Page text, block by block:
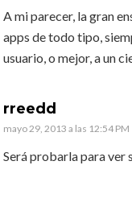
A mi parecer, la gran
apps de todo tipo,
usuario, o mejor, a un
rreedd
mayo 29, 2013 a las 12:54 PM
Será probarla para ver